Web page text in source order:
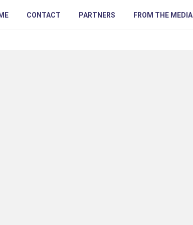
CONTACT PARTNERS FROM THE MEDIA